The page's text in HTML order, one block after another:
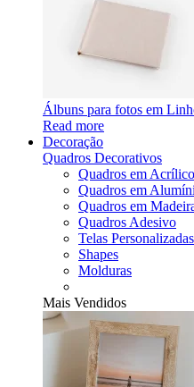
Álbuns para fotos em
Read more
Decoração
Quadros Decorativos
Quadros em Acrílico
Quadros em
Quadros em
Quadros Adesivo
Telas Personalizadas
Shapes
Molduras
Mais Vendidos